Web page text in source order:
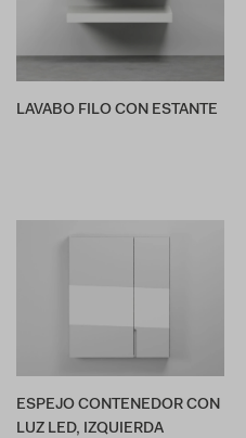
LAVABO FILO CON ESTANTE
ESPEJO CONTENEDOR CON
LUZ LED, IZQUIERDA